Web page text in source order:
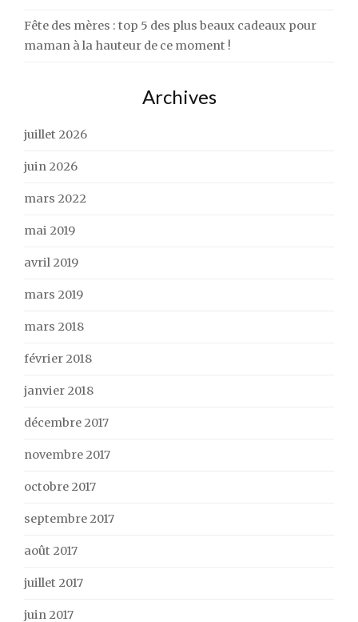
Fête des mères : top 5 des plus beaux cadeaux pour
maman à la hauteur de ce moment !
Archives
juillet 2026
juin 2026
mars 2022
mai 2019
avril 2019
mars 2019
mars 2018
février 2018
janvier 2018
décembre 2017
novembre 2017
octobre 2017
septembre 2017
août 2017
juillet 2017
juin 2017